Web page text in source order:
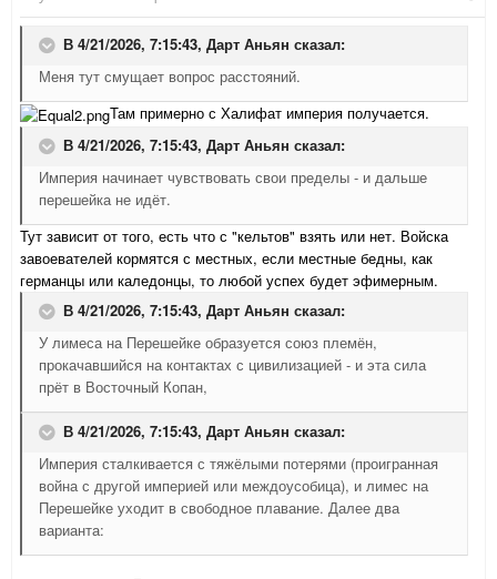
В 4/21/2026, 7:15:43, Дарт Аньян сказал:
Меня тут смущает вопрос расстояний.
Там примерно с Халифат империя получается.
В 4/21/2026, 7:15:43, Дарт Аньян сказал:
Империя начинает чувствовать свои пределы - и дальше
перешейка не идёт.
Тут зависит от того, есть что с "кельтов" взять или нет. Войска
завоевателей кормятся с местных, если местные бедны, как
германцы или каледонцы, то любой успех будет эфимерным.
В 4/21/2026, 7:15:43, Дарт Аньян сказал:
У лимеса на Перешейке образуется союз племён,
прокачавшийся на контактах с цивилизацией - и эта сила
прёт в Восточный Копан,
В 4/21/2026, 7:15:43, Дарт Аньян сказал:
Империя сталкивается с тяжёлыми потерями (проигранная
война с другой империей или междоусобица), и лимес на
Перешейке уходит в свободное плавание. Далее два
варианта: